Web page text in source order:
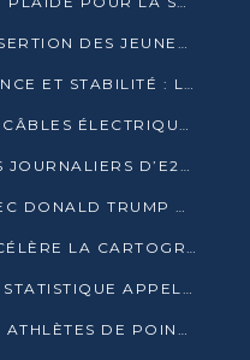
AUBEVILLE : LE CENTRE D’INSERTION DES JEUNES PRÊT À OUVRIR SES PORTES
INFRASTRUCTURES, CROISSANCE ET STABILITÉ : LA GUINÉE AFFÛTE SES AMBITIONS
E2C CONDAMNE LE VOL DES CÂBLES ÉLECTRIQUES APRÈS UNE VIDÉO VIRALE
LA COLÈRE MONTE CHEZ LES JOURNALIERS D’E2C QUI DÉNONCENT 20 ANS DE PRÉCARITÉ
XI JINPING S’ENTRETIENT AVEC DONALD TRUMP À BEIJING
NUMÉRIQUE : LE CONGO ACCÉLÈRE LA CARTOGRAPHIE DE SES INFRASTRUCTURES DIGITALES
CEMAC : LES EXPERTS DE LA STATISTIQUE APPELLENT À RENFORCER LA SÉCURISATION DES DONNÉES
LA FÉCOTAE SENSIBILISE LES ATHLÈTES DE POINTE-NOIRE À L’HYGIÈNE ALIMENTA